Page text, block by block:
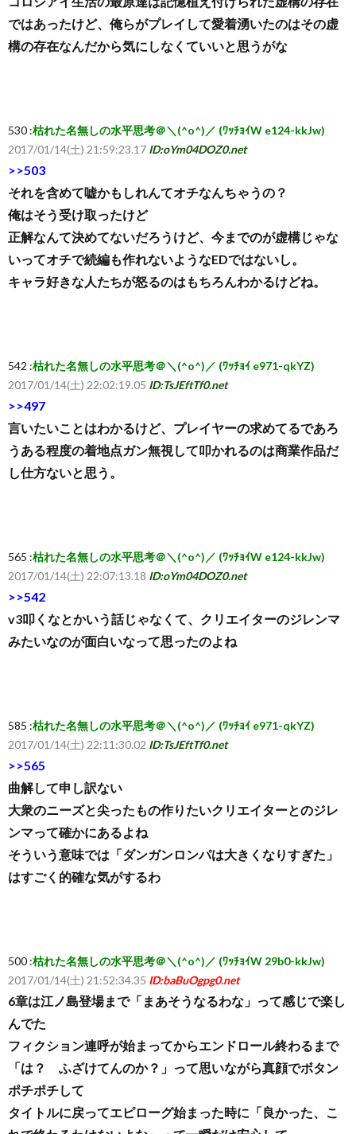
ではあったけど、俺らがプレイして愛着湧いたのはその虚
構の存在なんだから気にしなくていいと思うがな
530 :枯れた名無しの水平思考＠＼(^o^)／ (ﾜｯﾁｮｲW e124-kkJw)
2017/01/14(土) 21:59:23.17 ID:oYm04DOZ0.net
>>503
それを含めて嘘かもしれんてオチなんちゃうの？
俺はそう受け取ったけど
正解なんて決めてないだろうけど、今までのが虚構じゃな
いってオチで続編も作れないようなEDではないし。
キャラ好きな人たちが怒るのはもちろんわかるけどね。
542 :枯れた名無しの水平思考＠＼(^o^)／ (ﾜｯﾁｮｲ e971-qkYZ)
2017/01/14(土) 22:02:19.05 ID:TsJEftTf0.net
>>497
言いたいことはわかるけど、プレイヤーの求めてるであろ
うある程度の着地点ガン無視して叩かれるのは商業作品だ
し仕方ないと思う。
565 :枯れた名無しの水平思考＠＼(^o^)／ (ﾜｯﾁｮｲW e124-kkJw)
2017/01/14(土) 22:07:13.18 ID:oYm04DOZ0.net
>>542
v3叩くなとかいう話じゃなくて、クリエイターのジレンマ
みたいなのが面白いなって思ったのよね
585 :枯れた名無しの水平思考＠＼(^o^)／ (ﾜｯﾁｮｲ e971-qkYZ)
2017/01/14(土) 22:11:30.02 ID:TsJEftTf0.net
>>565
曲解して申し訳ない
大衆のニーズと尖ったもの作りたいクリエイターとのジレ
ンマって確かにあるよね
そういう意味では「ダンガンロンパは大きくなりすぎた」
はすごく的確な気がするわ
500 :枯れた名無しの水平思考＠＼(^o^)／ (ﾜｯﾁｮｲW 29b0-kkJw)
2017/01/14(土) 21:52:34.35 ID:baBuOgpg0.net
6章は江ノ島登場まで「まあそうなるわな」って感じで楽し
んでた
フィクション連呼が始まってからエンドロール終わるまで
「は？ ふざけてんのか？」って思いながら真顔でボタン
ポチポチして
タイトルに戻ってエピローグ始まった時に「良かった、こ